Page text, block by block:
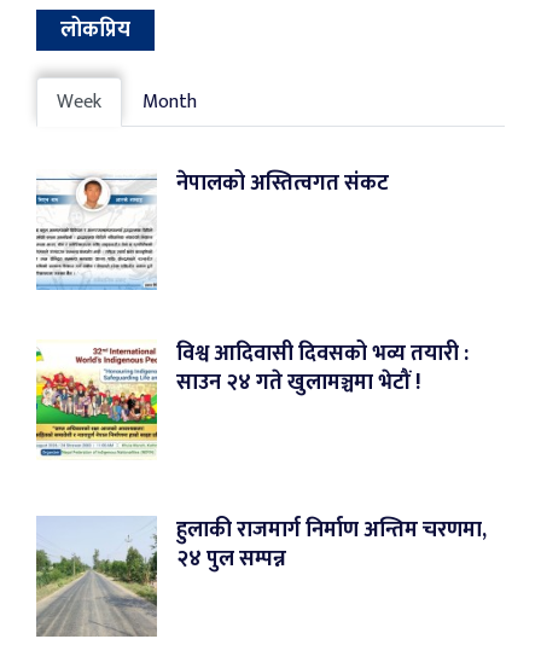
लोकप्रिय
Week Month
नेपालको अस्तित्वगत संकट
विश्व आदिवासी दिवसको भव्य तयारी :
साउन २४ गते खुलामञ्चमा भेटौं !
हुलाकी राजमार्ग निर्माण अन्तिम चरणमा,
२४ पुल सम्पन्न